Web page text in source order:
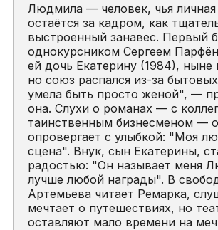
Людмила — человек, чья
остаётся за кадром, как
выстроенный занавес. Первый
однокурсником Сергеем
ей дочь Екатерину (1984), ныне
но союз распался из-за
умела быть просто женой", —
она. Слухи о романах — с
таинственным бизнесменом —
опровергает с улыбкой: "Моя
сцена". Внук, сын Екатерины,
радостью: "Он называет меня
лучше любой награды". В
Артемьева читает Ремарка,
мечтает о путешествиях, но
оставляют мало времени на